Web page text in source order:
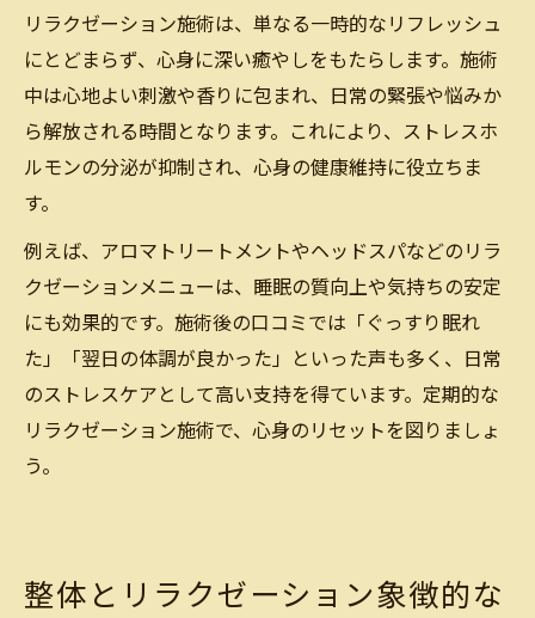
リラクゼーション施術は、単なる一時的なリフレッシュ
にとどまらず、心身に深い癒やしをもたらします。施術
中は心地よい刺激や香りに包まれ、日常の緊張や悩みか
ら解放される時間となります。これにより、ストレスホ
ルモンの分泌が抑制され、心身の健康維持に役立ちま
す。
例えば、アロマトリートメントやヘッドスパなどのリラ
クゼーションメニューは、睡眠の質向上や気持ちの安定
にも効果的です。施術後の口コミでは「ぐっすり眠れ
た」「翌日の体調が良かった」といった声も多く、日常
のストレスケアとして高い支持を得ています。定期的な
リラクゼーション施術で、心身のリセットを図りましょ
う。
整体とリラクゼーション象徴的な